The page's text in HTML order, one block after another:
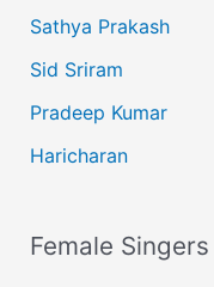
Sathya Prakash
Sid Sriram
Pradeep Kumar
Haricharan
Female Singers